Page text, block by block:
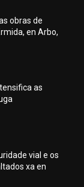
obras de
en Arbo,
as
vial e os
xa en